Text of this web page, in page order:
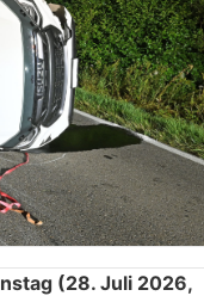
(28. Juli 2026,